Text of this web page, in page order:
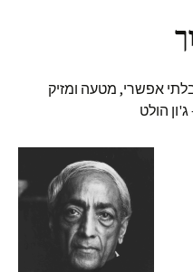
אפשרי, מטעה ומזיק
הולט